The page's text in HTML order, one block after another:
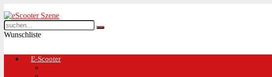
Wunschliste
E-Scooter